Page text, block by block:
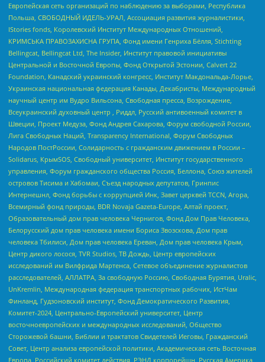
Европейская сеть организаций по наблюдению за выборами, Республика
Польша, СВОБОДНЫЙ ИДЕЛЬ-УРАЛ, Ассоциация развития журналистики,
IStories fonds, Королевский Институт Международных Отношений,
КРИМСЬКА ПРАВОЗАХИСНА ГРУПА, Фонд имени Генриха Бёлля, Stichting
Bellingcat, Bellingcat Ltd, The Insider, Институт правовой инициативы
Центральной и Восточной Европы, Фонд Открытой Эстонии, Calvert 22
Foundation, Канадский украинский конгресс, Институт Макдональда-Лорье,
Украинская национальная федерация Канады, Декабристы, Международный
научный центр им Вудро Вильсона, Свободная пресса, Возрождение,
Всеукраинский духовный центр , Риддл, Русский антивоенный комитет в
Швеции, Проект Медуза, Фонд Андрея Сахарова, Форум свободной России,
Лига Свободных Наций, Transparеncy International, Форум Свободных
Народов ПостРоссии, Солидарность с гражданским движением в России –
Solidarus, КрымSOS, Свободный университет, Институт государственного
управления, Форум гражданского общества Россия, Беллона, Союз жителей
островов Тисима и Хабомаи, Съезд народных депутатов, Гринпис
Интернешнл, Фонд борьбы с коррупцией Инк, Завет церквей TCCN, Агора,
Всемирный фонд природы, BDR Novaja Gazeta-Europe, Алтай проект,
Образовательный дом прав человека Чернигов, Фонд Дом Прав Человека,
Белорусский дом прав человека имени Бориса Звозскова, Дом прав
человека Тбилиси, Дом прав человека Ереван, Дом прав человека Крым,
Центр дикого лосося, TVR Studios, ТВ Дождь, Центр европейских
исследований им Вилфрида Мартенса, Сетевое объединение журналистов
расследователей, АЛЛАТРА, За свободную Россию, Свободная Бурятия, Uralic,
UnKremlin, Международная федерация транспортных рабочих, ИстЧам
Финланд, Гудзоновский институт, Фонд Демократического Развития,
Комитет-2024, Центрально-Европейский университет, Центр
восточноевропейских и международных исследований, Общество
Сторожевой башни, Библии и трактатов Свидетелей Иеговы, Гражданский
Совет, Центр анализа европейской политики, Академическая сеть Восточная
Европа, Российский комитет действия, РЭНД корпорейшн, Русская Америка